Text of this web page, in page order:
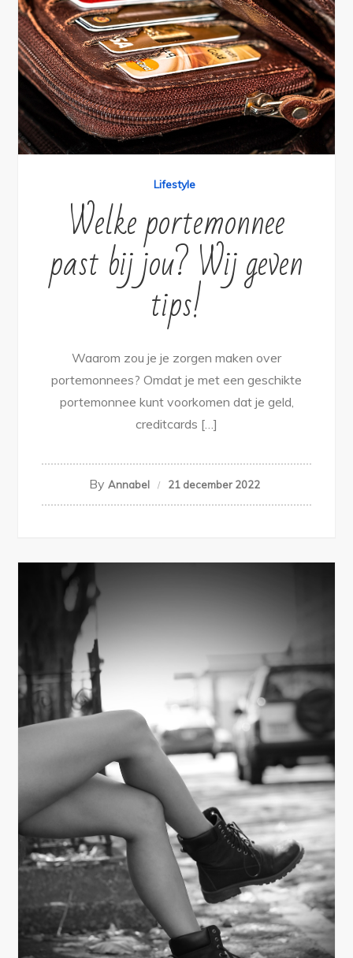
Lifestyle
Welke portemonnee
past bij jou? Wij geven
tips!
Waarom zou je je zorgen maken over
portemonnees? Omdat je met een geschikte
portemonnee kunt voorkomen dat je geld,
creditcards […]
By Annabel 21 december 2022